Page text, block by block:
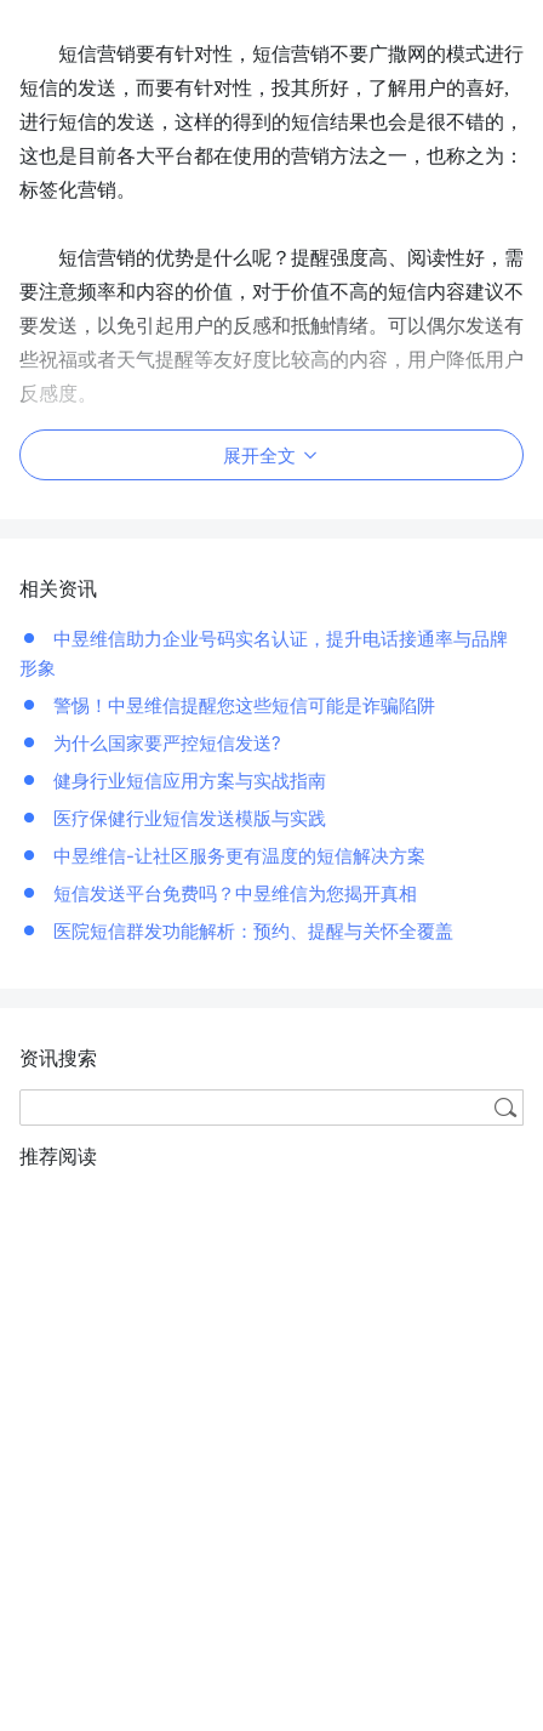
短信营销要有针对性，短信营销不要广撒网的模式进行
短信的发送，而要有针对性，投其所好，了解用户的喜好,
进行短信的发送，这样的得到的短信结果也会是很不错的 ，
这也是目前各大平台都在使用的营销方法之一，也称之为：
标签化营销。
短信营销的优势是什么呢？ 提醒强度高、阅读性好，需
要注意频率和内容的价值，对于价值不高的短信内容建议不
要发送，以免引起用户的反感和抵触情绪。可以偶尔发送有
些祝福或者天气提醒等友好度比较高的内容，用户降低用户
反感度。
展开全文
相关资讯
中昱维信助力企业号码实名认证，提升电话接通率与品牌
形象
警惕！中昱维信提醒您这些短信可能是诈骗陷阱
为什么国家要严控短信发送?
健身行业短信应用方案与实战指南
医疗保健行业短信发送模版与实践
中昱维信-让社区服务更有温度的短信解决方案
短信发送平台免费吗？中昱维信为您揭开真相
医院短信群发功能解析：预约、提醒与关怀全覆盖
资讯搜索
推荐阅读